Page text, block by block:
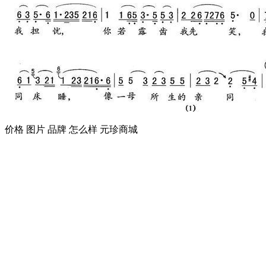
价格 图片 品牌 怎么样 元珍商城